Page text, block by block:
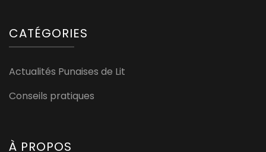
CATÉGORIES
Actualités Punaises de Lit
Conseils pratiques
À PROPOS